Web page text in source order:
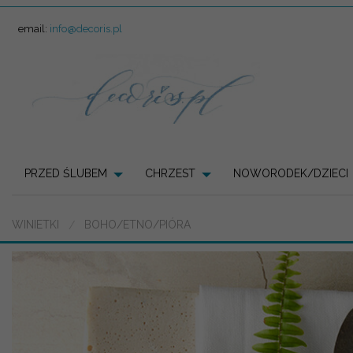
email: info@decoris.pl
PRZED ŚLUBEM CHRZEST NOWORODEK/DZIECI
WINIETKI BOHO/ETNO/PIÓRA